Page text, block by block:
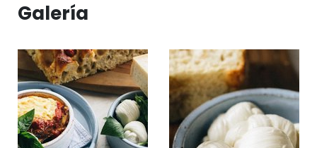
Galería